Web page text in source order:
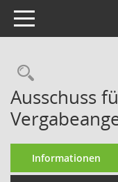
Toggle navigation
Ausschuss
Informationen